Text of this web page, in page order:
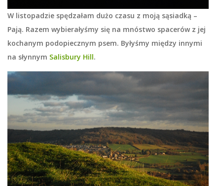
W listopadzie spędzałam dużo czasu z moją sąsiadką –
Pają. Razem wybierałyśmy się na mnóstwo spacerów z jej
kochanym podopiecznym psem. Byłyśmy między innymi
na słynnym Salisbury Hill.